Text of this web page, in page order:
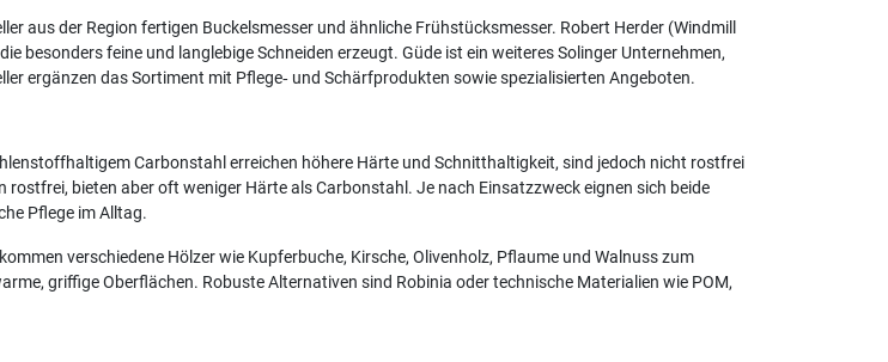
aus der Region fertigen Buckelsmesser und ähnliche Frühstücksmesser. Robert Herder (Windmill
besonders feine und langlebige Schneiden erzeugt. Güde ist ein weiteres Solinger Unternehmen,
ergänzen das Sortiment mit Pflege‑ und Schärfprodukten sowie spezialisierten Angeboten.
Carbonstahl erreichen höhere Härte und Schnitthaltigkeit, sind jedoch nicht rostfrei
bieten aber oft weniger Härte als Carbonstahl. Je nach Einsatzzweck eignen sich beide
Pflege im Alltag.
verschiedene Hölzer wie Kupferbuche, Kirsche, Olivenholz, Pflaume und Walnuss zum
griffige Oberflächen. Robuste Alternativen sind Robinia oder technische Materialien wie POM,